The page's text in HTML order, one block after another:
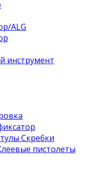
ALG
инструмент
Скребки
пистолеты